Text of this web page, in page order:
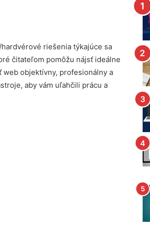
​​riešenia týkajúce sa
čitateľom pomôžu nájsť ideálne
web objektívny, profesionálny a
aby vám uľahčili prácu a